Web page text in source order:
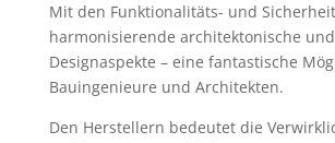
Mit den Funktionalitäts- und
harmonisierende architektonische und
Designaspekte – eine fantastische
Bauingenieure und Architekten.
Den Herstellern bedeutet die